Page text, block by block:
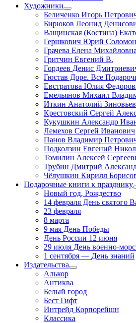
Художники
Беличенко Игорь
Бирюков Леонид
Ващинская (Костина)
Гершкович Юрий
Грачева Елена Михайловна
Гритчин Евгений В.
Гордеев Денис
Гюстав Доре. Все
Евстратова Юлия
Емельянов Михаил
Иткин Анатолий
Крестовский Сергей
Кукушкин Александр
Лемехов Сергей Иванович
Панов Владимир
Подколзин Евгений
Томилин Алексей
Трубин Дмитрий
Чёлушкин Кирилл
Подарочные книги к празднику
Новый год, Рождество
14 февраля День святого
23 февраля
8 марта
9 мая День Победы
День России 12 июня
29 июля День военно-
1 сентября — День знаний
Издательства
Алькор
Антиква
Белый город
Бест Гифт
Интрейд Корпорейшн
Классика